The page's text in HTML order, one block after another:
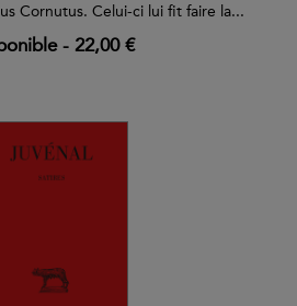
Cornutus. Celui-ci lui fit faire la...
- 22,00 €